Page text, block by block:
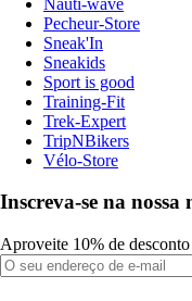
Pecheur-Store
Sneak'In
Sneakids
Sport is good
Training-Fit
Trek-Expert
TripNBikers
Vélo-Store
Inscreva-se na nossa
Aproveite 10% de